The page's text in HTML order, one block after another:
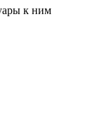
к ним